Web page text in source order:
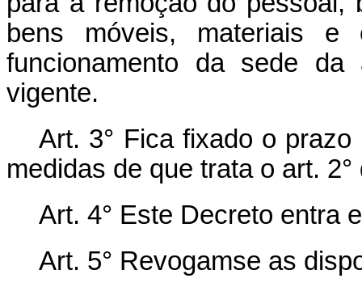
bens móveis, materiais e
funcionamento da sede da
vigente.
Art. 3° Fica fixado o
medidas de que trata o art.
Art. 4° Este Decreto entra
Art. 5° Revogam­se as